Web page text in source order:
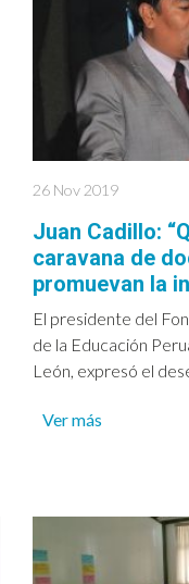
26 Nov 2019
Juan Cadillo:
caravana de
promuevan la
El presidente del
de la Educación
León, expresó el
Ver más